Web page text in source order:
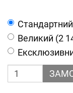
Великий (2